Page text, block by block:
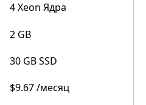
4 Xeon Ядра
2 GB
30 GB SSD
$9.67 /месяц